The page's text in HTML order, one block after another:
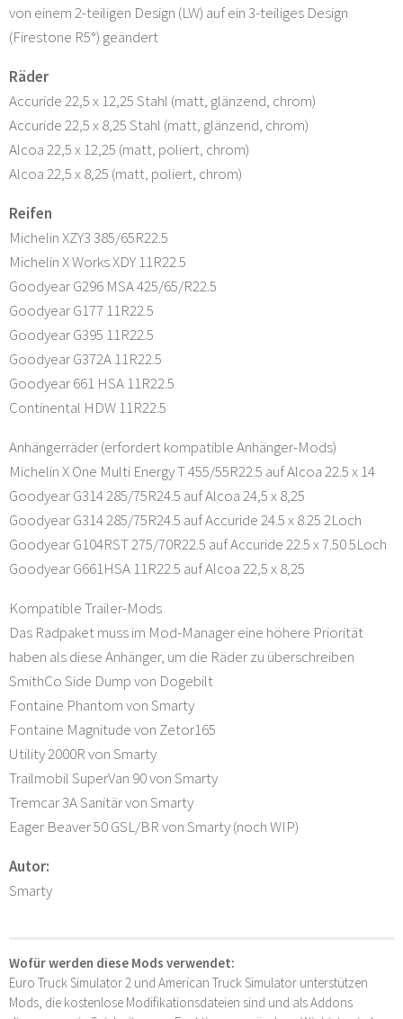
von einem 2-teiligen Design (LW) auf ein 3-teiliges Design
(Firestone R5°) geändert
Räder
Accuride 22,5 x 12,25 Stahl (matt, glänzend, chrom)
Accuride 22,5 x 8,25 Stahl (matt, glänzend, chrom)
Alcoa 22,5 x 12,25 (matt, poliert, chrom)
Alcoa 22,5 x 8,25 (matt, poliert, chrom)
Reifen
Michelin XZY3 385/65R22.5
Michelin X Works XDY 11R22.5
Goodyear G296 MSA 425/65/R22.5
Goodyear G177 11R22.5
Goodyear G395 11R22.5
Goodyear G372A 11R22.5
Goodyear 661 HSA 11R22.5
Continental HDW 11R22.5
Anhängerräder (erfordert kompatible Anhänger-Mods)
Michelin X One Multi Energy T 455/55R22.5 auf Alcoa 22.5 x 14
Goodyear G314 285/75R24.5 auf Alcoa 24,5 x 8,25
Goodyear G314 285/75R24.5 auf Accuride 24.5 x 8.25 2Loch
Goodyear G104RST 275/70R22.5 auf Accuride 22.5 x 7.50 5Loch
Goodyear G661HSA 11R22.5 auf Alcoa 22,5 x 8,25
Kompatible Trailer-Mods
Das Radpaket muss im Mod-Manager eine höhere Priorität
haben als diese Anhänger, um die Räder zu überschreiben
SmithCo Side Dump von Dogebilt
Fontaine Phantom von Smarty
Fontaine Magnitude von Zetor165
Utility 2000R von Smarty
Trailmobil SuperVan 90 von Smarty
Tremcar 3A Sanitär von Smarty
Eager Beaver 50 GSL/BR von Smarty (noch WIP)
Autor:
Smarty
Wofür werden diese Mods verwendet:
Euro Truck Simulator 2 und American Truck Simulator unterstützen
Mods, die kostenlose Modifikationsdateien sind und als Addons